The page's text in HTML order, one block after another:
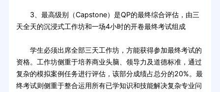
3、最高级别（Capstone）是QP的最终综合评估，由三
天全天的沉浸式工作坊和一场4小时的开卷最终考试组成
学生必须出席全部三天工作坊，方能获得参加最终考试的
资格。工作坊侧重于培养商业头脑、领导力及道德标准，通过
复杂的模拟案例任务进行评估，该部分成绩占总分的20%。最
终考试则侧重于整合运用所有已学知识和技能解决复杂专业问